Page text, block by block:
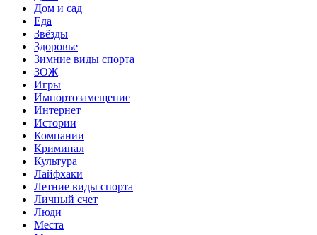
Дом и сад
Еда
Звёзды
Здоровье
Зимние виды спорта
ЗОЖ
Игры
Импортозамещение
Интернет
Истории
Компании
Криминал
Культура
Лайфхаки
Летние виды спорта
Личный счет
Люди
Места